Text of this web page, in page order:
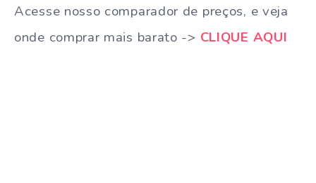
Acesse nosso comparador de preços, e veja
onde comprar mais barato -> CLIQUE AQUI